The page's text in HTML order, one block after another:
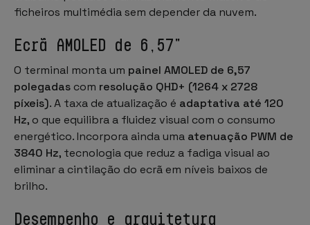
ficheiros multimédia sem depender da nuvem.
Ecrã AMOLED de 6,57"
O terminal monta um painel AMOLED de 6,57
polegadas com resolução QHD+ (1264 x 2728
píxeis). A taxa de atualização é adaptativa até 120
Hz, o que equilibra a fluidez visual com o consumo
energético. Incorpora ainda uma atenuação PWM de
3840 Hz, tecnologia que reduz a fadiga visual ao
eliminar a cintilação do ecrã em níveis baixos de
brilho.
Desempenho e arquitetura